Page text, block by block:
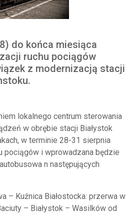
do końca miesiąca
ruchu pociągów
z modernizacją stacji
lokalnego centrum sterowania
w obrębie stacji Białystok
w terminie 28-31 sierpnia
pociągów i wprowadzana będzie
n następujących
– Kuźnica Białostocka: przerwa w
– Białystok – Wasilków od